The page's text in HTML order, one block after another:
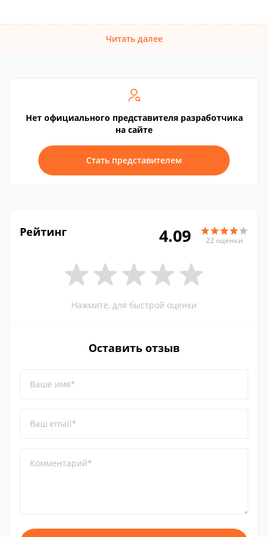
Читать далее
Нет официального представителя разработчика
на сайте
Стать представителем
Рейтинг 4.09 22 оценки
Нажмите, для быстрой оценки
Оставить отзыв
Ваше имя*
Ваш email*
Комментарий*